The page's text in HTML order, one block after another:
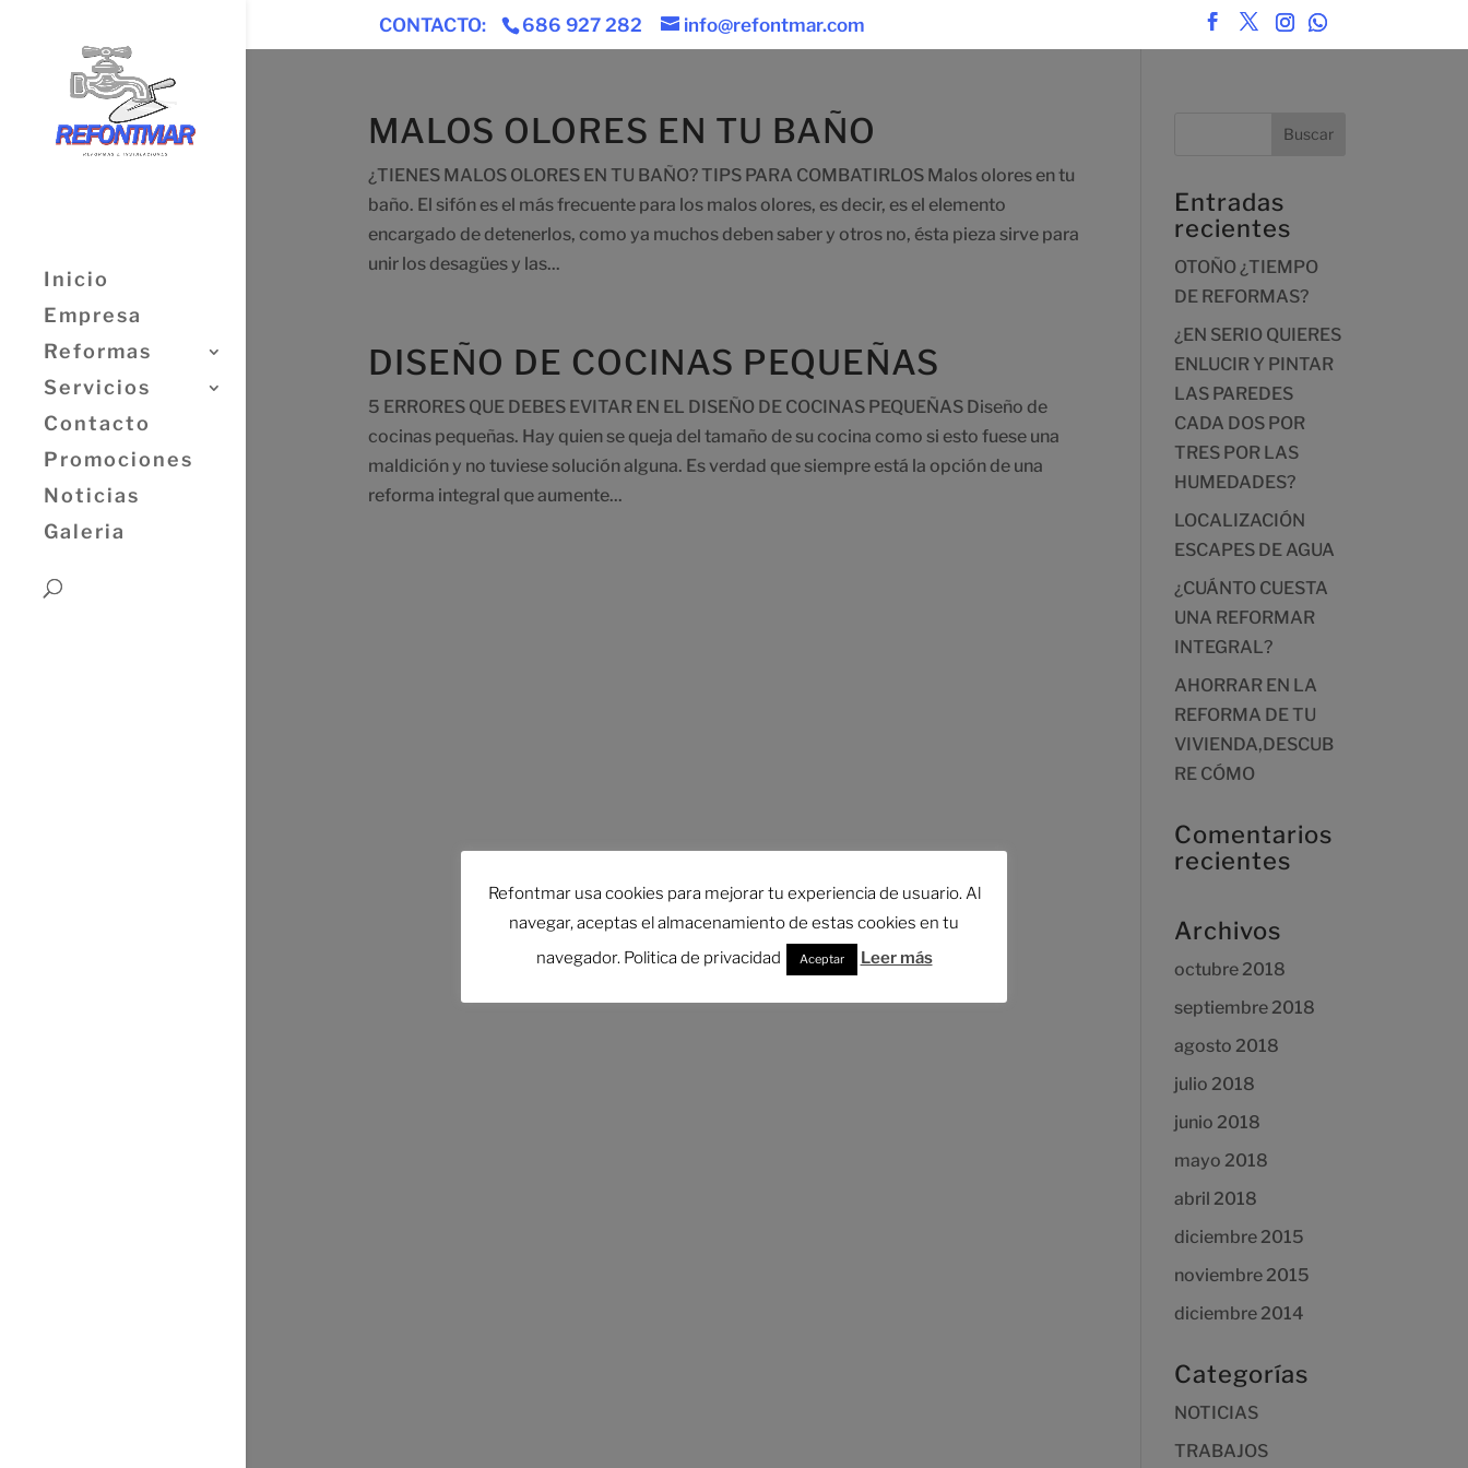
CONTACTO: 686 927 282 info@refontmar.com
Inicio
Empresa
Reformas
Servicios
Contacto
Promociones
Noticias
Galeria
MALOS OLORES EN TU BAÑO
¿TIENES MALOS OLORES EN TU BAÑO? TIPS PARA COMBATIRLOS Malos olores en tu
baño. El sifón es el más frecuente para los malos olores, es decir, es el elemento
encargado de detenerlos, como ya muchos deben saber y otros no, ésta pieza sirve para
unir los desagües y las...
DISEÑO DE COCINAS PEQUEÑAS
5 ERRORES QUE DEBES EVITAR EN EL DISEÑO DE COCINAS PEQUEÑAS Diseño de
cocinas pequeñas. Hay quien se queja del tamaño de su cocina como si esto fuese una
maldición y no tuviese solución alguna. Es verdad que siempre está la opción de una
reforma integral que aumente...
Entradas
recientes
OTOÑO ¿TIEMPO
DE REFORMAS?
¿EN SERIO QUIERES
ENLUCIR Y PINTAR
LAS PAREDES
CADA DOS POR
TRES POR LAS
HUMEDADES?
LOCALIZACIÓN
ESCAPES DE AGUA
¿CUÁNTO CUESTA
UNA REFORMAR
INTEGRAL?
AHORRAR EN LA
REFORMA DE TU
VIVIENDA,DESCUB
RE CÓMO
Comentarios
recientes
Archivos
octubre 2018
septiembre 2018
agosto 2018
julio 2018
junio 2018
mayo 2018
abril 2018
diciembre 2015
noviembre 2015
diciembre 2014
Categorías
NOTICIAS
TRABAJOS
Refontmar usa cookies para mejorar tu experiencia de usuario. Al
navegar, aceptas el almacenamiento de estas cookies en tu
navegador. Politica de privacidad
Aceptar Leer más